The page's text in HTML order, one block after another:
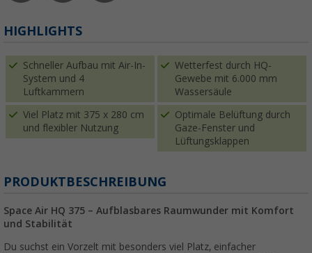
HIGHLIGHTS
Schneller Aufbau mit Air-In-
System und 4
Luftkammern
Wetterfest durch HQ-
Gewebe mit 6.000 mm
Wassersäule
Viel Platz mit 375 x 280 cm
und flexibler Nutzung
Optimale Belüftung durch
Gaze-Fenster und
Lüftungsklappen
PRODUKTBESCHREIBUNG
Space Air HQ 375 – Aufblasbares Raumwunder mit Komfort
und Stabilität
Du suchst ein Vorzelt mit besonders viel Platz, einfacher